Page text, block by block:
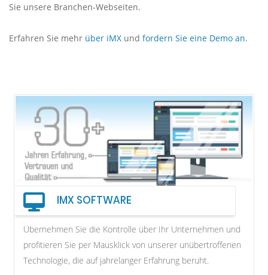
Sie unsere Branchen-Webseiten.
Erfahren Sie mehr über iMX und fordern Sie eine Demo an.
IMX SOFTWARE
Übernehmen Sie die Kontrolle über Ihr Unternehmen und
profitieren Sie per Mausklick von unserer unübertroffenen
Technologie, die auf jahrelanger Erfahrung beruht.